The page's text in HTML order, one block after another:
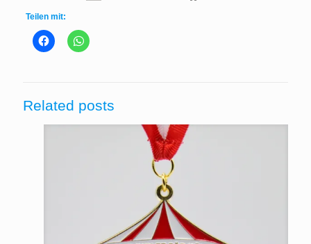
Teilen mit:
Related posts